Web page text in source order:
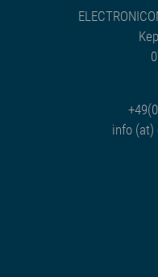
info (at)